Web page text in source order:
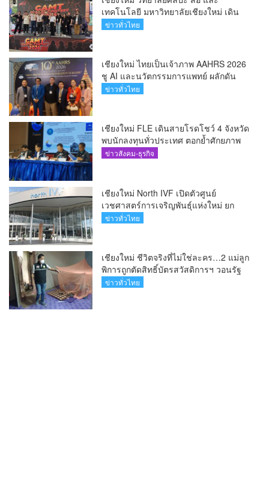
เทคโนโลยี มหาวิทยาลัยเชียงใหม่ เดิน
หน้าสร้างแรงบันดาลใจจัดกิจกรรม
ข่าวทั่วไทย
เชียงใหม่ ไทยเป็นเจ้าภาพ AAHRS 2026
ชู AI และนวัตกรรมการแพทย์ ผลักดัน
Medical Hub และศูนย์กลางปลูกผมแห่ง
ข่าวทั่วไทย
เชียงใหม่ FLE เดินสายโรดโชว์ 4 จังหวัด
พบนักลงทุนทั่วประเทศ ตอกย้ำศักยภาพ
ผู้นำธุรกิจระบบน้ำครบวงจร(คลิป)
ข่าวสังคม-ธุรกิจ
เชียงใหม่ North IVF เปิดตัวศูนย์
เวชศาสตร์การเจริญพันธุ์แห่งใหม่ ยก
ระดับเชียงใหม่สู่ ศูนย์กลางการรักษาผู้มี
ข่าวทั่วไทย
เชียงใหม่ ชีวิตจริงที่ไม่ใช่ละคร…2 แม่ลูก
พิการถูกตัดสิทธิ์บัตรสวัสดิการฯ วอนรัฐ
ทบทวนเกณฑ์ช่วยคนจน(คลิป)
ข่าวทั่วไทย